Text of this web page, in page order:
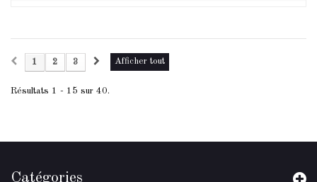
Afficher tout
1 2 3
Résultats 1 - 15 sur 40.
Catégories